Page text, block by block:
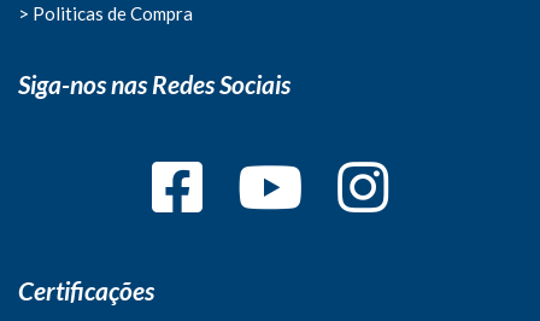
> Politicas de Compra
Siga-nos nas Redes Sociais
Certificações